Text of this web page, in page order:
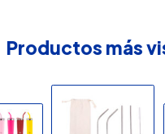
Productos más